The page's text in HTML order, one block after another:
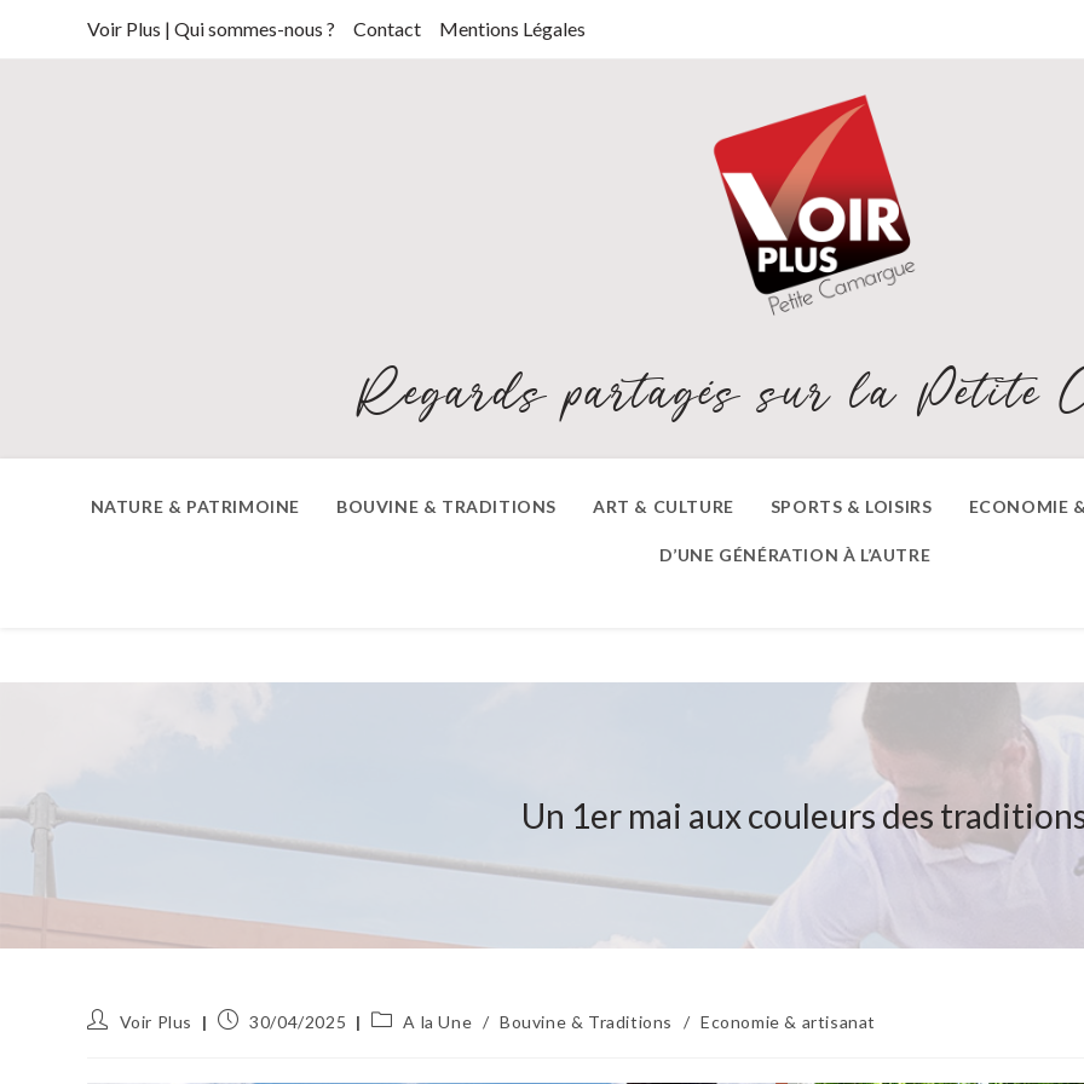
Voir Plus | Qui sommes-nous ? Contact Mentions Légales
Regards partagés sur la Petite
NATURE & PATRIMOINE BOUVINE & TRADITIONS ART & CULTURE SPORTS & LOISIRS ECONOMIE
D’UNE GÉNÉRATION À L’AUTRE
Un 1er mai aux couleurs des
Auteur/autrice
Voir Plus
Publication
30/04/2025
PostA la Une / Bouvine & Traditions / Economie & artisanat